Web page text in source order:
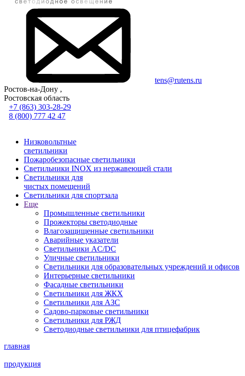
tens@rutens.ru
Ростов-на-Дону ,
Ростовская область
+7 (863) 303-28-29
8 (800) 777 42 47
Низковольтные
светильники
Пожаробезопасные светильники
Светильники INOX из нержавеющей стали
Светильники для
чистых помещений
Светильники для спортзала
Еще
Промышленные светильники
Прожекторы светодиодные
Влагозащищенные светильники
Аварийные указатели
Светильники AC/DC
Уличные светильники
Светильники для образовательных учреждений и офисов
Интерьерные светильники
Фасадные светильники
Светильники для ЖКХ
Светильники для АЗС
Садово-парковые светильники
Светильники для РЖД
Светодиодные светильники для птицефабрик
главная
продукция